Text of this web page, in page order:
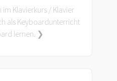
im Klavierkurs / Klavier
als Keyboardunterricht
lernen. ❯